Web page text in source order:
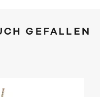
GEFALLEN